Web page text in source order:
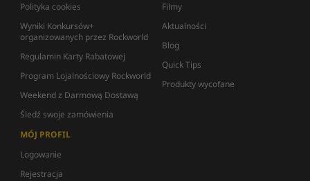
Polityka cookies
Wyniki Konkursów+
organizowanych przez Rockworld
Regulamin Karty Rabatowej
Program Lojalnościowy Rockworld
Weekend z Darmową Dostawą
Śledź swoje zamówienia
Filmy
Aktualności
Blog
Quick Tips
Produkty wycofane
MÓJ PROFIL
Logowanie
Rejestracja